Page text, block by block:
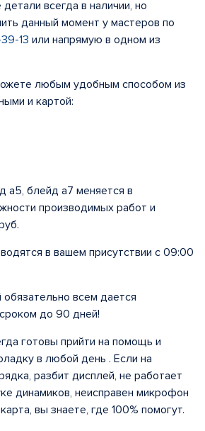
всегда в наличии, но
данный момент у мастеров по
13 или напрямую в одном из
любым удобным способом из
и картой:
а5, блейд а7 меняется в
производимых работ и
в вашем присутствии с 09:00
всем дается
до 90 дней!
готовы прийти на помощь и
в любой день . Если на
разбит дисплей, не работает
динамиков, неисправен микрофон
вы знаете, где 100% помогут.